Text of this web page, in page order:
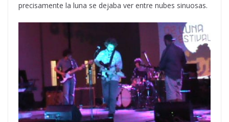
precisamente la luna se dejaba ver entre nubes sinuosas.